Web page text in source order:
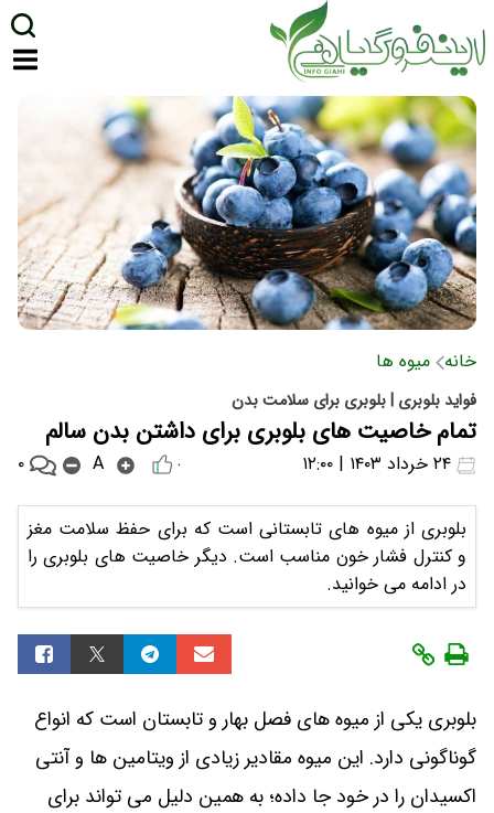
خانه میوه ها
فواید بلوبری | بلوبری برای سلامت بدن
تمام خاصیت های بلوبری برای داشتن بدن سالم
۰ A ۰
بلوبری از میوه های تابستانی است که برای حفظ سلامت مغز
و کنترل فشار خون مناسب است. دیگر خاصیت های بلوبری را
در ادامه می خوانید.
بلوبری یکی از میوه های فصل بهار و تابستان است که انواع
گوناگونی دارد. این میوه مقادیر زیادی از ویتامین ها و آنتی
اکسیدان را در خود جا داده؛ به همین دلیل می تواند برای